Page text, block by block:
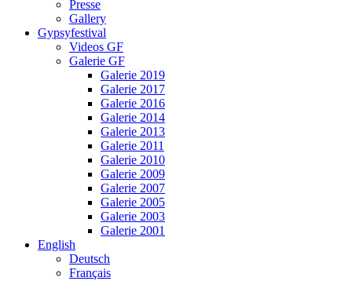
Presse
Gallery
Gypsyfestival
Videos GF
Galerie GF
Galerie 2019
Galerie 2017
Galerie 2016
Galerie 2014
Galerie 2013
Galerie 2011
Galerie 2010
Galerie 2009
Galerie 2007
Galerie 2005
Galerie 2003
Galerie 2001
English
Deutsch
Français